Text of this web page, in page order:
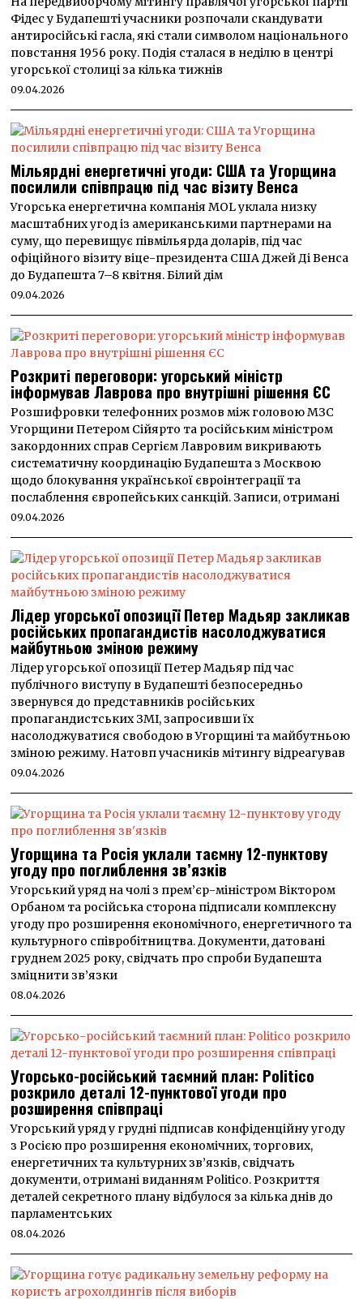
Фідес у Будапешті учасники розпочали скандувати
антиросійські гасла, які стали символом національного
повстання 1956 року. Подія сталася в неділю в центрі
угорської столиці за кілька тижнів
09.04.2026
Мільярдні енергетичні угоди: США та Угорщина
посилили співпрацю під час візиту Венса
Угорська енергетична компанія MOL уклала низку
масштабних угод із американськими партнерами на
суму, що перевищує півмільярда доларів, під час
офіційного візиту віце-президента США Джей Ді Венса
до Будапешта 7–8 квітня. Білий дім
09.04.2026
Розкриті переговори: угорський міністр
інформував Лаврова про внутрішні рішення ЄС
Розшифровки телефонних розмов між головою МЗС
Угорщини Петером Сійярто та російським міністром
закордонних справ Сергієм Лавровим викривають
систематичну координацію Будапешта з Москвою
щодо блокування української євроінтеграції та
послаблення європейських санкцій. Записи, отримані
09.04.2026
Лідер угорської опозиції Петер Мадьяр закликав
російських пропагандистів насолоджуватися
майбутньою зміною режиму
Лідер угорської опозиції Петер Мадьяр під час
публічного виступу в Будапешті безпосередньо
звернувся до представників російських
пропагандистських ЗМІ, запросивши їх
насолоджуватися свободою в Угорщині та майбутньою
зміною режиму. Натовп учасників мітингу відреагував
09.04.2026
Угорщина та Росія уклали таємну 12-пунктову
угоду про поглиблення зв’язків
Угорський уряд на чолі з прем’єр-міністром Віктором
Орбаном та російська сторона підписали комплексну
угоду про розширення економічного, енергетичного та
культурного співробітництва. Документи, датовані
груднем 2025 року, свідчать про спроби Будапешта
зміцнити зв’язки
08.04.2026
Угорсько-російський таємний план: Politico
розкрило деталі 12-пунктової угоди про
розширення співпраці
Угорський уряд у грудні підписав конфіденційну угоду
з Росією про розширення економічних, торгових,
енергетичних та культурних зв’язків, свідчать
документи, отримані виданням Politico. Розкриття
деталей секретного плану відбулося за кілька днів до
парламентських
08.04.2026